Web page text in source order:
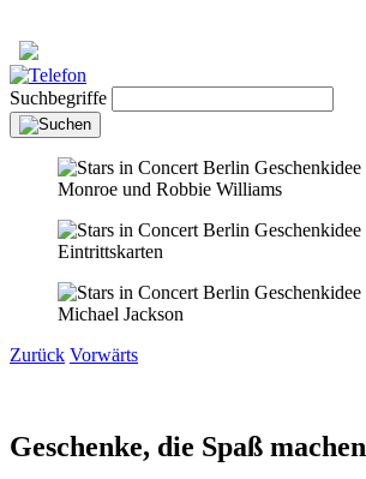
Suchbegriffe
Zurück Vorwärts
Geschenke, die Spaß machen